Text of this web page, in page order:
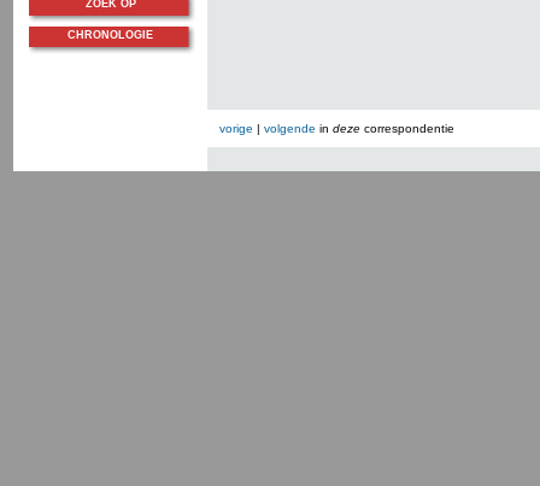
vorige | volgende in deze correspondentie
ZOEK OP
CHRONOLOGIE